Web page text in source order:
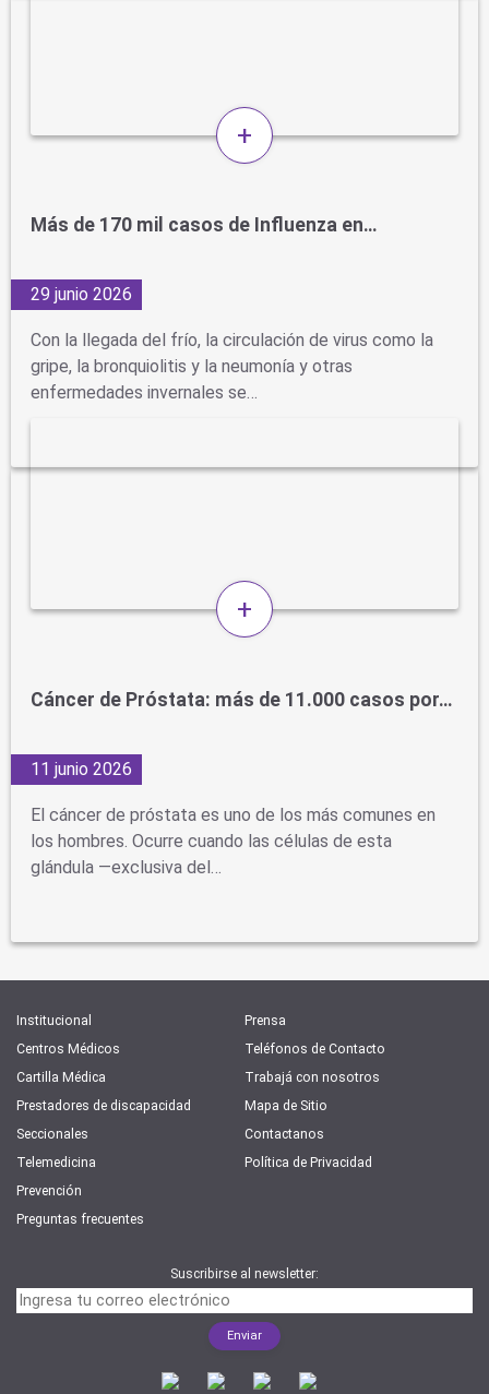
+
Más de 170 mil casos de Influenza en…
29 junio 2026
Con la llegada del frío, la circulación de virus como la
gripe, la bronquiolitis y la neumonía y otras
enfermedades invernales se…
+
Cáncer de Próstata: más de 11.000 casos por…
11 junio 2026
El cáncer de próstata es uno de los más comunes en
los hombres. Ocurre cuando las células de esta
glándula —exclusiva del…
Institucional
Centros Médicos
Cartilla Médica
Prestadores de discapacidad
Seccionales
Telemedicina
Prevención
Preguntas frecuentes
Prensa
Teléfonos de Contacto
Trabajá con nosotros
Mapa de Sitio
Contactanos
Política de Privacidad
Suscribirse al newsletter: